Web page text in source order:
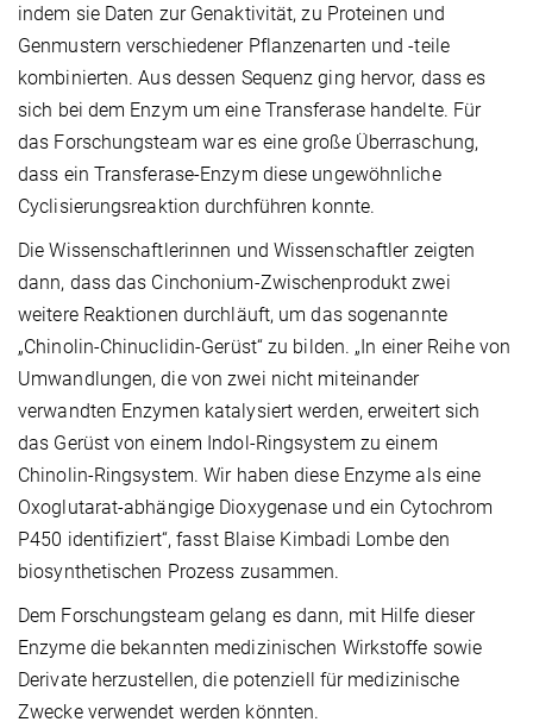
indem sie Daten zur Genaktivität, zu Proteinen und
Genmustern verschiedener Pflanzenarten und -teile
kombinierten. Aus dessen Sequenz ging hervor, dass es
sich bei dem Enzym um eine Transferase handelte. Für
das Forschungsteam war es eine große Überraschung,
dass ein Transferase-Enzym diese ungewöhnliche
Cyclisierungsreaktion durchführen konnte.
Die Wissenschaftlerinnen und Wissenschaftler zeigten
dann, dass das Cinchonium-Zwischenprodukt zwei
weitere Reaktionen durchläuft, um das sogenannte
„Chinolin-Chinuclidin-Gerüst“ zu bilden. „In einer Reihe von
Umwandlungen, die von zwei nicht miteinander
verwandten Enzymen katalysiert werden, erweitert sich
das Gerüst von einem Indol-Ringsystem zu einem
Chinolin-Ringsystem. Wir haben diese Enzyme als eine
Oxoglutarat-abhängige Dioxygenase und ein Cytochrom
P450 identifiziert“, fasst Blaise Kimbadi Lombe den
biosynthetischen Prozess zusammen.
Dem Forschungsteam gelang es dann, mit Hilfe dieser
Enzyme die bekannten medizinischen Wirkstoffe sowie
Derivate herzustellen, die potenziell für medizinische
Zwecke verwendet werden könnten.